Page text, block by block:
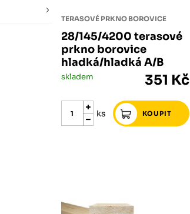
TERASOVÉ PRKNO BOROVICE
28/145/4200 terasové
prkno borovice
hladká/hladká A/B
skladem 351 Kč
ks